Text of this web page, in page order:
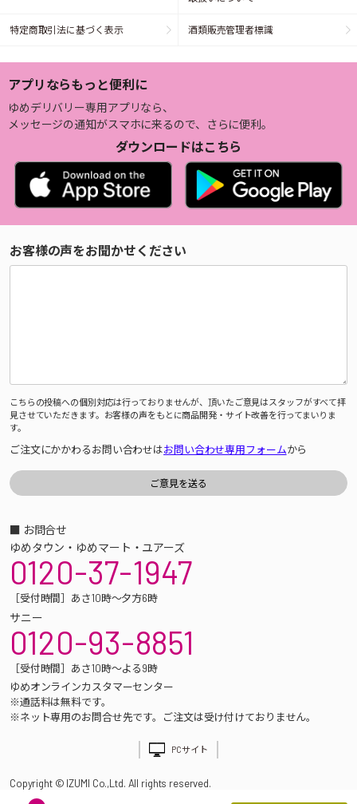
特定商取引法に基づく表示 酒類販売管理者標識
アプリならもっと便利に
ゆめデリバリー専用アプリなら、
メッセージの通知がスマホに来るので、さらに便利。
ダウンロードはこちら
お客様の声をお聞かせください
こちらの投稿への個別対応は行っておりませんが、頂いたご意見はスタッフがすべて拝
見させていただきます。お客様の声をもとに商品開発・サイト改善を行ってまいりま
す。
ご注文にかかわるお問い合わせはお問い合わせ専用フォームから
■ お問合せ
ゆめタウン・ゆめマート・ユアーズ
0120-37-1947
［受付時間］あさ10時～夕方6時
サニー
0120-93-8851
［受付時間］あさ10時～よる9時
ゆめオンラインカスタマーセンター
※通話料は無料です。
※ネット専用のお問合せ先です。ご注文は受け付けておりません。
PCサイト
Copyright © IZUMI Co.,Ltd. All rights reserved.